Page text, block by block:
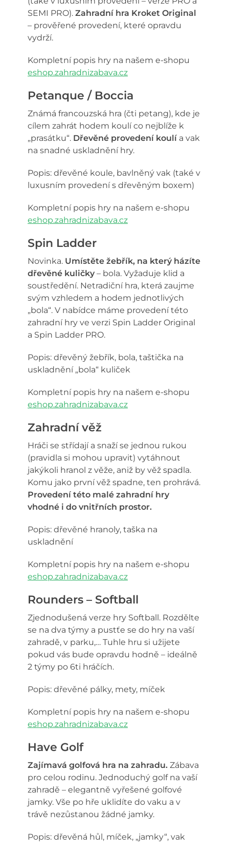
SEMI PRO). Zahradní hra Kroket Original
– prověřené provedení, které opravdu
vydrží.
Kompletní popis hry na našem e-shopu
eshop.zahradnizabava.cz
Petanque / Boccia
Známá francouzská hra (čti petang), kde je
cílem zahrát hodem koulí co nejblíže k
„prasátku“. Dřevěné provedení koulí a vak
na snadné uskladnění hry.
Popis: dřevěné koule, bavlněný vak (také v
luxusním provedení s dřevěným boxem)
Kompletní popis hry na našem e-shopu
eshop.zahradnizabava.cz
Spin Ladder
Novinka. Umístěte žebřík, na který házíte
dřevěné kuličky – bola. Vyžaduje klid a
soustředění. Netradiční hra, která zaujme
svým vzhledem a hodem jednotlivých
„bola“. V nabídce máme provedení této
zahradní hry ve verzi Spin Ladder Original
a Spin Ladder PRO.
Popis: dřevěný žebřík, bola, taštička na
uskladnění „bola“ kuliček
Kompletní popis hry na našem e-shopu
eshop.zahradnizabava.cz
Zahradní věž
Hráči se střídají a snaží se jednou rukou
(pravidla si mohou upravit) vytáhnout
jakýkoli hranol z věže, aniž by věž spadla.
Komu jako první věž spadne, ten prohrává.
Provedení této malé zahradní hry
vhodné i do vnitřních prostor.
Popis: dřevěné hranoly, taška na
uskladnění
Kompletní popis hry na našem e-shopu
eshop.zahradnizabava.cz
Rounders – Softball
Zjednodušená verze hry Softball. Rozdělte
se na dva týmy a pustťe se do hry na vaší
zahradě, v parku,… Tuhle hru si užijete
pokud vás bude opravdu hodně – ideálně
2 týmy po 6ti hráčích.
Popis: dřevěné pálky, mety, míček
Kompletní popis hry na našem e-shopu
eshop.zahradnizabava.cz
Have Golf
Zajímavá golfová hra na zahradu. Zábava
pro celou rodinu. Jednoduchý golf na vaší
zahradě – elegantně vyřešené golfové
jamky. Vše po hře uklidíte do vaku a v
trávě nezůstanou žádné jamky.
Popis: dřevěná hůl, míček, „jamky“, vak